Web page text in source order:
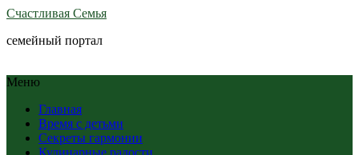
Счастливая Семья
семейный портал
Меню
Главная
Время с детьми
Секреты гармонии
Кулинарные радости